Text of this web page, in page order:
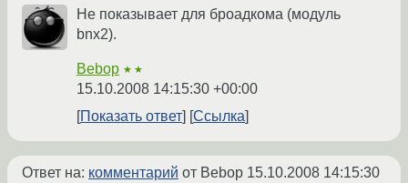
Не показывает для броадкома (модуль
bnx2).
Bebop ★★
15.10.2008 14:15:30 +00:00
Показать ответ
Ссылка
Ответ на: комментарий от Bebop 15.10.2008 14:15:30